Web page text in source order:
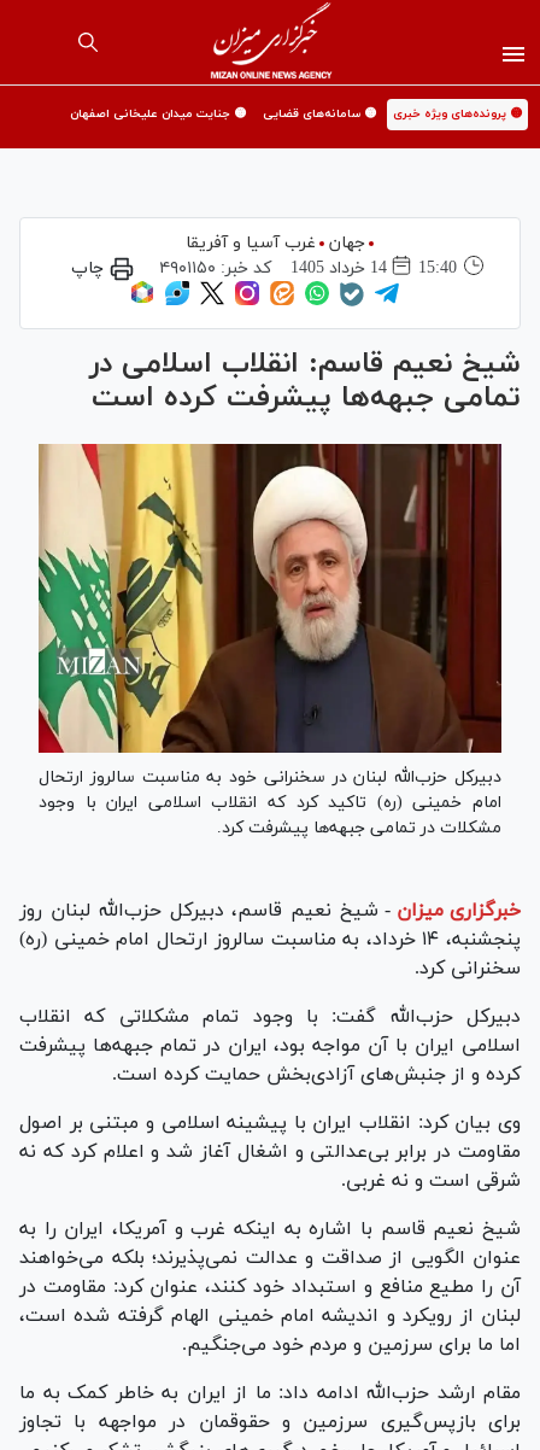
🟡 پرونده‌های ویژه خبری 🟡 سامانه‌های قضایی 🟡 جنایت میدان علیخانی اصفهان
جهان
غرب آسیا و آفریقا
15:40
14 خرداد 1405 کد خبر: ۴۹۰۱۱۵۰ چاپ
شیخ نعیم قاسم: انقلاب اسلامی در
تمامی جبهه‌ها پیشرفت کرده است
دبیرکل حزب‌الله لبنان در سخنرانی خود به مناسبت سالروز ارتحال
امام خمینی (ره) تاکید کرد که انقلاب اسلامی ایران با وجود
مشکلات در تمامی جبهه‌ها پیشرفت کرد.
خبرگزاری میزان - شیخ نعیم قاسم، دبیرکل حزب‌الله لبنان روز
پنجشنبه، ۱۴ خرداد، به مناسبت سالروز ارتحال امام خمینی (ره)
سخنرانی کرد.
دبیرکل حزب‌‌الله گفت: با وجود تمام مشکلاتی که انقلاب
اسلامی ایران با آن مواجه بود، ایران در تمام جبهه‌ها پیشرفت
کرده و از جنبش‌های آزادی‌بخش حمایت کرده است.
وی بیان کرد: انقلاب ایران با پیشینه اسلامی و مبتنی بر اصول
مقاومت در برابر بی‌عدالتی و اشغال آغاز شد و اعلام کرد که نه
شرقی است و نه غربی.
شیخ نعیم قاسم با اشاره به اینکه غرب و آمریکا، ایران را به
عنوان الگویی از صداقت و عدالت نمی‌پذیرند؛ بلکه می‌خواهند
آن را مطیع منافع و استبداد خود کنند، عنوان کرد: مقاومت در
لبنان از رویکرد و اندیشه امام خمینی الهام گرفته شده است،
اما ما برای سرزمین و مردم خود می‌جنگیم.
مقام ارشد حزب‌الله ادامه داد: ما از ایران به خاطر کمک به ما
برای بازپس‌گیری سرزمین و حقوقمان در مواجهه با تجاوز